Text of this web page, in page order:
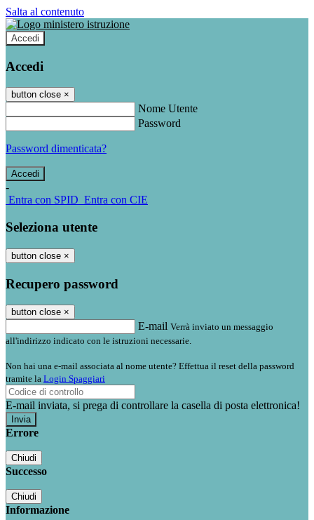
Salta al contenuto
Accedi
Accedi
button close ×
Nome Utente
Password
Password dimenticata?
-
Entra con SPID Entra con CIE
Seleziona utente
button close ×
Recupero password
button close ×
E-mail Verrà inviato un messaggio
all'indirizzo indicato con le istruzioni necessarie.
Non hai una e-mail associata al nome utente? Effettua il reset della password
tramite la Login Spaggiari
E-mail inviata, si prega di controllare la casella di posta elettronica!
Errore
Chiudi
Successo
Chiudi
Informazione